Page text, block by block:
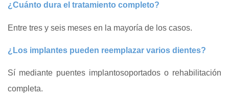
¿Cuánto dura el tratamiento completo?
Entre tres y seis meses en la mayoría de los casos.
¿Los implantes pueden reemplazar varios dientes?
Sí mediante puentes implantosoportados o rehabilitación
completa.